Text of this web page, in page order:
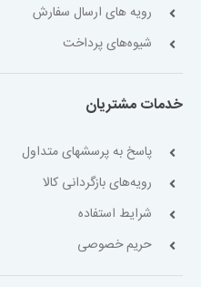
رویه های ارسال سفارش
شیوه‌های پرداخت
خدمات مشتریان
پاسخ به پرسشهای متداول
رویه‌های بازگردانی کالا
شرایط استفاده
حریم خصوصی